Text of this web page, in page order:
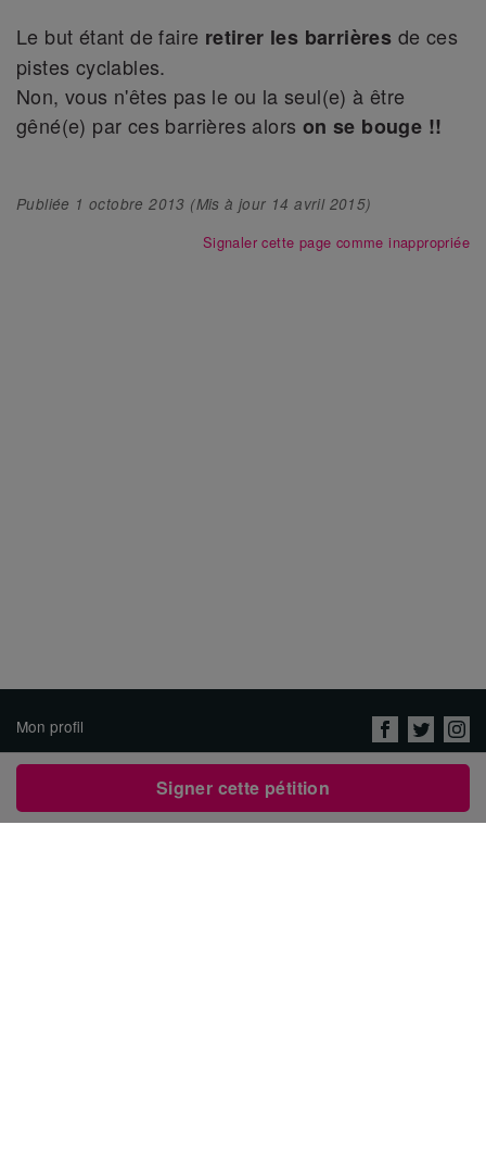
Signer cette pétition
Le but étant de faire retirer les barrières de ces
pistes cyclables.
Non, vous n'êtes pas le ou la seul(e) à être
gêné(e) par ces barrières alors on se bouge !!
Publiée 1 octobre 2013 (Mis à jour 14 avril 2015)
Signaler cette page comme inappropriée
Mon profil
Nous connaître
Protection des données &